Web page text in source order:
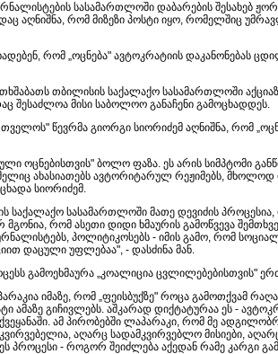
სასამართლოში დაბარების შესახებ
აღნიშნა, რომ მიზეზი პოსტი იყო, რომელშიც
რომ „ოცნება" ავტოკრატიის დაკანონებას
თბილისის საქალაქო სასამართლოში
შესაძლოა მისი საბოლოო განაჩენი გამოცხადდეს.
წევრმა გიორგი სიორიძემ აღნიშნა, რომ
ოცნებისთვის" ბოლო ფაზა. ეს არის სიმპტომი
ახასიათებს ავტორიტარულ რეჟიმებს,
სიორიძემ.
საქალაქო სასამართლოში მათე დევიძის
მგონია, რომ ასეთი დიდი ხმაურის გამოწვევა
პოლიტიკოსებს - იმის გამო, რომ
დაცული უფლებაა", - დასძინა მან.
გამოეხმაურა „კოალიცია ცვლილებებისთვის"
იმაზე, რომ „ფეისბუქზე" როცა გამოთქვამ
ამაზე გიჩივლებს. აშკარად დიქტატურაა ეს -
ამ პირობებში ლაპარაკი, რომ მე
აღარც სადამკვირვებლო მისიები,
პროცესი - როგორ შეიძლება აქედან რამე კარგი